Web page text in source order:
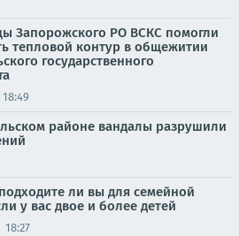
Запорожского РО ВСКС помогли
тепловой контур в общежитии
государственного
18:49
районе вандалы разрушили
ли вы для семейной
у вас двое и более детей
18:27